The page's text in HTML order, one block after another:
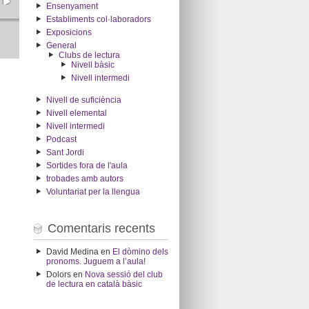
Ensenyament
Establiments col·laboradors
Exposicions
General
Clubs de lectura
Nivell bàsic
Nivell intermedi
Nivell de suficiència
Nivell elemental
Nivell intermedi
Podcast
Sant Jordi
Sortides fora de l'aula
trobades amb autors
Voluntariat per la llengua
Comentaris recents
David Medinaen El dòmino dels
pronoms. Juguem a l’aula!
Dolorsen Nova sessió del club
de lectura en català bàsic